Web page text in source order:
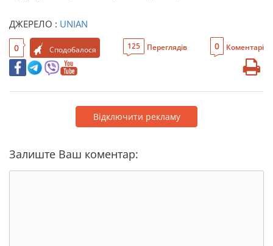
ДЖЕРЕЛО : UNIAN
0 Сподобалося 125 Переглядів 0 Коментарі
Відключити рекламу
Залиште Ваш коментар: